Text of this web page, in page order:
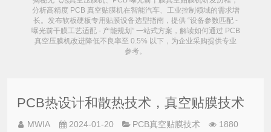
分析高精度 PCB 真空贴膜机在智能汽车、工业控制领域的需求增
长。发布软板硬板专用贴膜设备选型指南，提供 “设备参数匹配 -
曝光前干膜工艺适配 - 产能规划” 一站式方案，解读如何通过 PCB
真空压膜机改进降低不良率至 0.5% 以下，为企业采购提供专业
参考。
PCB热设计和散热技术，真空贴膜技术
MWIA 2024-01-20 PCB真空贴膜技术
1880